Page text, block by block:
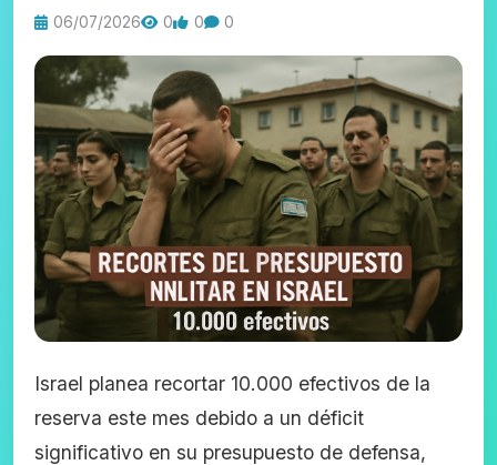
06/07/2026 0 0 0
Israel planea recortar 10.000 efectivos de la
reserva este mes debido a un déficit
significativo en su presupuesto de defensa,